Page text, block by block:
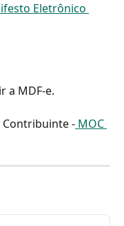
Eletrônico
a MDF-e.
- MOC